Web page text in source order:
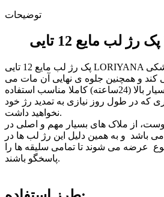
توضیحات
پک رژ لب مایع 12 تایی LORIYANA با بافتی نرم و سبک از خشکی
و همچنین جلوه ی نهایی آن مات می
باشد. این رژ با ماندگاری بسیار بالا (24ساعته) کاملا مناسب استفاده
که در طول روز نیازی به تمدید رژ خود
نخواهید داشت.
از ملاک های بسیار مهم و اصلی در
باشد و به همین دلیل این رژ لب ها در
عرضه می شوند تا تمامی سلیقه ها را
پاسخگو باشند.